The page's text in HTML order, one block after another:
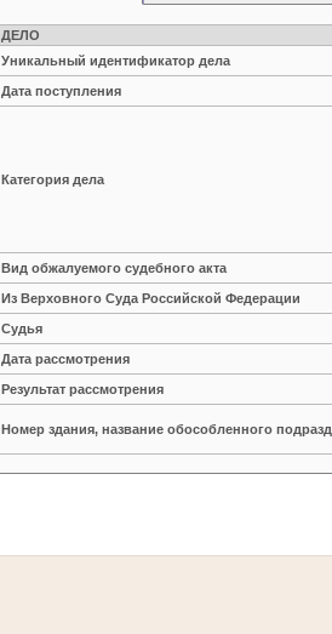
ДЕЛО
Уникальный идентификатор дела
Дата поступления
Категория дела
Вид обжалуемого судебного акта
Из Верховного Суда Российской Федерации
Судья
Дата рассмотрения
Результат рассмотрения
Номер здания, название обособленного